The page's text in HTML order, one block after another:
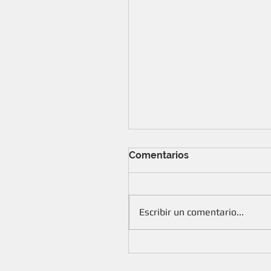
Comentarios
Escribir un comentario...